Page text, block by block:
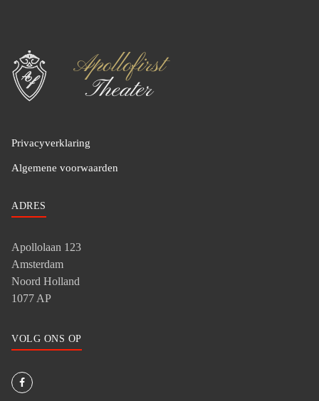
Privacyverklaring
Algemene voorwaarden
ADRES
Apollolaan 123
Amsterdam
Noord Holland
1077 AP
VOLG ONS OP